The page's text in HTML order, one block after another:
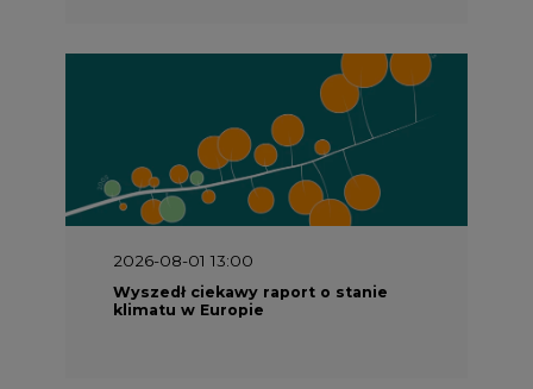
2026-08-01 13:00
Wyszedł ciekawy raport o stanie
klimatu w Europie